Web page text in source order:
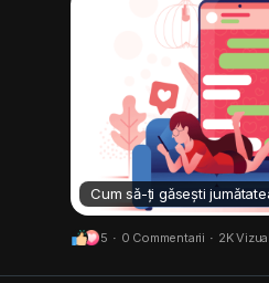
Cum să-ți găsești
5 · 0 Commentarii · 2K